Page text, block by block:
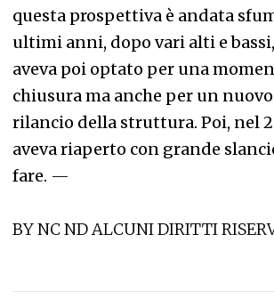
questa prospettiva è andata
ultimi anni, dopo vari alti e
aveva poi optato per una
chiusura ma anche per un
rilancio della struttura. Poi, nel
aveva riaperto con grande
fare. —
BY NC ND ALCUNI DIRITTI